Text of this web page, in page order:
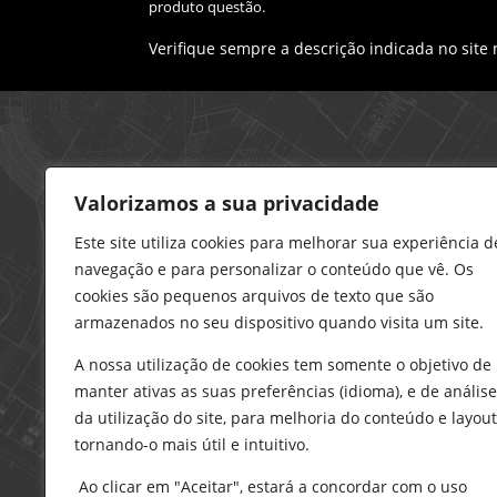
Valorizamos a sua privacidade
Este site utiliza cookies para melhorar sua experiência
navegação e para personalizar o conteúdo que vê. Os
cookies são pequenos arquivos de texto que são
armazenados no seu dispositivo quando visita um site.
A nossa utilização de cookies tem somente o objetivo de
manter ativas as suas preferências (idioma), e de análise
da utilização do site, para melhoria do conteúdo e
tornando-o mais útil e intuitivo.
Ao clicar em "Aceitar", estará a concordar com o uso
produto questão.
Verifique sempre a descrição indicada no site
21 296 0195
912 606 251
charneca@delarobia.pt
R. António Andrade, 1116
2820-287 • Charneca da Caparica
Loja – Tires
214 453 329
919 865 192